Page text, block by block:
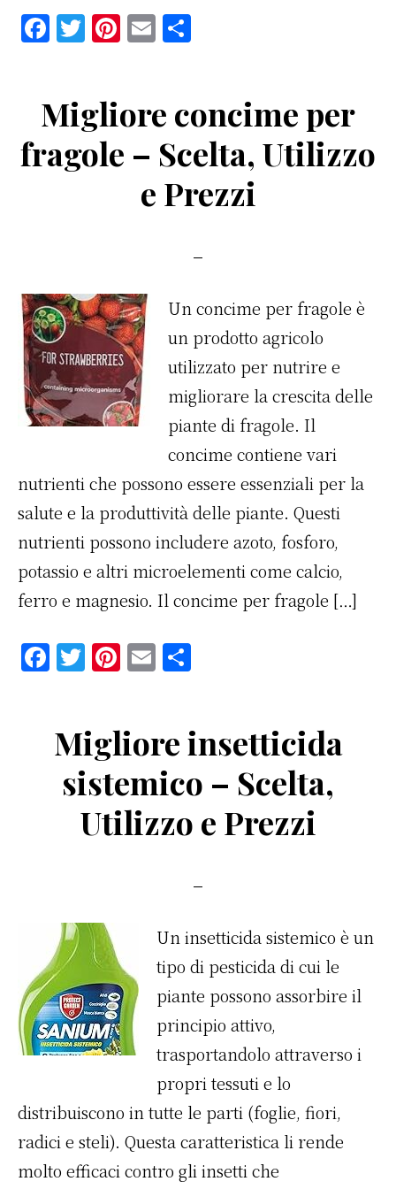
F
a
e
b
o
T
w
te
r
Pi
n
re
st
E
m
l di
vi
di
Migliore concime per
fragole – Scelta, Utilizzo
e Prezzi
Un concime per fragole è
un prodotto agricolo
utilizzato per nutrire e
migliorare la crescita delle
piante di fragole. Il
concime contiene vari
nutrienti che possono essere essenziali per la
salute e la produttività delle piante. Questi
nutrienti possono includere azoto, fosforo,
potassio e altri microelementi come calcio,
ferro e magnesio. Il concime per fragole […]
F
a
e
b
o
T
w
te
r
Pi
n
re
st
E
m
l di
vi
di
Migliore insetticida
sistemico – Scelta,
Utilizzo e Prezzi
Un insetticida sistemico è un
tipo di pesticida di cui le
piante possono assorbire il
principio attivo,
trasportandolo attraverso i
propri tessuti e lo
distribuiscono in tutte le parti (foglie, fiori,
radici e steli). Questa caratteristica li rende
molto efficaci contro gli insetti che